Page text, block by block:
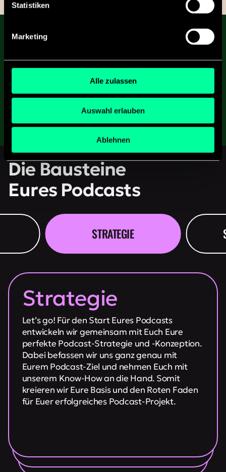
Statistiken
Marketing
Alle zulassen
Auswahl erlauben
Ablehnen
Die Bausteine
Eures Podcasts
STRATEGIE
Strategie
Let’s go! Für den Start Eures Podcasts
entwickeln wir gemeinsam mit Euch Eure
perfekte Podcast-Strategie und -Konzeption.
Dabei befassen wir uns ganz genau mit
Eurem Podcast-Ziel und nehmen Euch mit
unserem Know-How an die Hand. Somit
kreieren wir Eure Basis und den Roten Faden
für Euer erfolgreiches Podcast-Projekt.